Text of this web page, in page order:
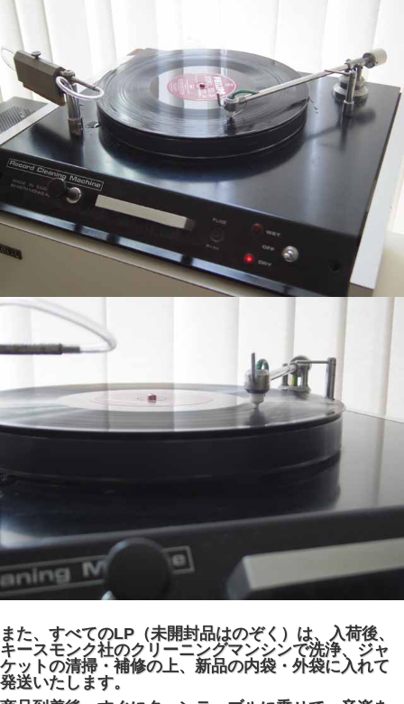
また、すべてのLP（未開封品はのぞく）は、入荷後、
キースモンク社のクリーニングマンシンで洗浄、ジャ
ケットの清掃・補修の上、新品の内袋・外袋に入れて
発送いたします。